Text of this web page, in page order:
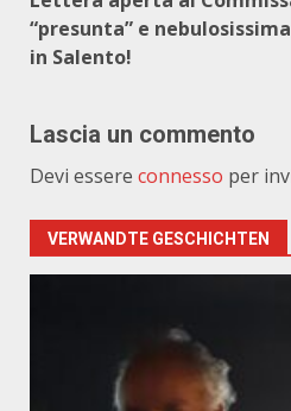
“presunta” e
in Salento!
Lascia un commento
Devi essere connesso per
VERWANDTE GESCHICHTEN